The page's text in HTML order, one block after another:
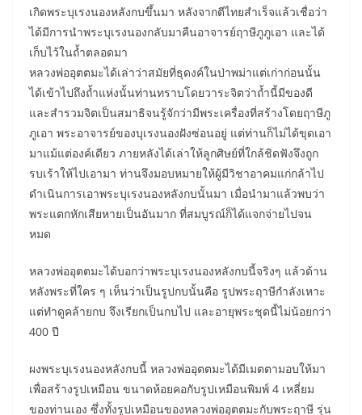
เกิดพระบุเรงนองหลังกบขึ้นมา หลังจากตีไทยสำเร็จแล้วเชื่อว่า
ได้มีการนำพระบุเรงนองกลับมาคืนอาจารย์ฤาษีภูภูเอา และได้
เก็บไว้ในถ้ำตลอดมา
หลวงพ่ออุตตมะได้เล่าว่าสมัยที่ธุดงค์ในป่าพม่าแต่เก่าก่อนนั้น
ได้เข้าไปถึงถ้ำแห่งนั้นท่านทราบโดยวาระจิตว่าถ้ำนี้มีของดี
และสำรวมจิตเป็นสมาธิจนรู้จักว่ามีพระเครื่องที่สร้างโดยฤาษีภู
ภูเอา พระอาจารย์ของบุเรงนองฝังซ่อนอยู่ แต่ท่านก็ไม่ได้ขุดเอา
มาแม้แต่องค์เดียว ภายหลังได้เล่าให้ลูกศิษย์ที่ใกล้ชิดฟังจึงถูก
รบเร้าให้ไปเอามา ท่านจึงมอบหมายให้ผู้มีวิชาอาคมแก่กล้าไป
ดำเนินการเอาพระบุเรงนองหลังกบนั้นมา เมื่อนำมาแล้วพบว่า
พระแตกหักเสียหายเป็นอันมาก ที่สมบูรณ์ก็ได้แจกจ่ายไปจน
หมด
หลวงพ่ออุตตมะได้บอกว่าพระบุเรงนองหลังกบนี้จริงๆ แล้วด้าน
หลังพระที่ใคร ๆ เห็นว่าเป็นรูปกบนั้นคือ รูปพระฤาษีกำลังเหาะ
แต่ทำดูคล้ายกบ จึงเรียกเป็นกบไป และอายุพระชุดนี้ไม่น้อยกว่า
400 ปี
ผงพระบุเรงนองหลังกบนี้ หลวงพ่ออุตตมะได้มีเมตตามอบให้มา
เพื่อสร้างรูปเหมือน ขนาดห้อยคอกับรูปเหมือนพิมพ์ 4 เหลี่ยม
ของท่านเอง ซึ่งทั้งรูปเหมือนของหลวงพ่ออุตตมะกับพระฤาษี รุ่น